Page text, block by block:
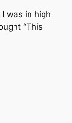
was in high
“This